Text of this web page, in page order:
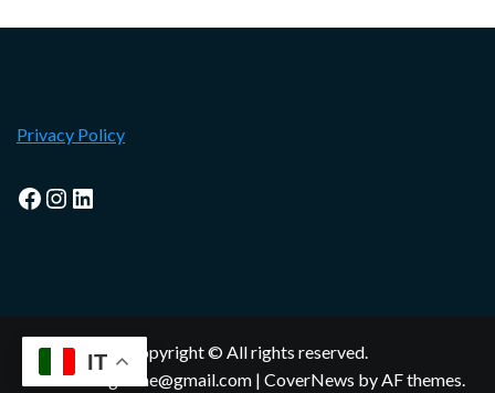
Privacy Policy
Facebook
Instagram
LinkedIn
Copyright © All rights reserved.
lisbonamagazine@gmail.com | CoverNews by AF themes.
IT